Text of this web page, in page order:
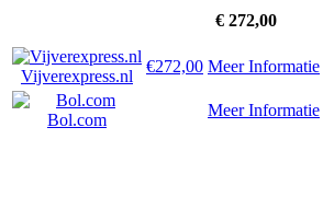
€ 272,00
Vijverexpress.nl
€272,00 Meer Informatie
Bol.com
Meer Informatie